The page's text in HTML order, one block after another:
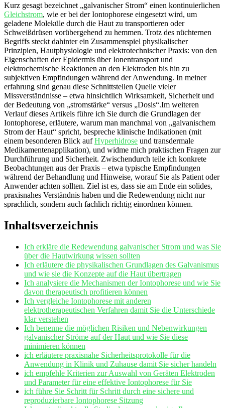
Kurz gesagt bezeichnet „galvanischer Strom“ einen kontinuierlichen
Gleichstrom, wie er bei der Iontophorese eingesetzt‍ wird, um
geladene Moleküle durch die Haut zu transportieren oder
Schweißdrüsen vorübergehend zu hemmen. ⁤Trotz des nüchternen‌
Begriffs steckt dahinter ein Zusammenspiel physikalischer
Prinzipien, Hautphysiologie und elektrotechnischer Praxis: von den
Eigenschaften der Epidermis über Ionentransport und
elektrochemische Reaktionen an den Elektroden bis hin zu
subjektiven Empfindungen während der ‍Anwendung. In meiner
erfahrung sind genau diese Schnittstellen Quelle vieler
Missverständnisse – etwa hinsichtlich Wirksamkeit, Sicherheit und⁤
der Bedeutung von „stromstärke“ versus „Dosis“.Im weiteren
Verlauf dieses Artikels führe ich Sie durch die Grundlagen der
‍Iontophorese, erläutere, warum man manchmal von „galvanischem
Strom der Haut“‌ spricht, bespreche klinische Indikationen (mit
einem besonderen Blick aufHyperhidrose und transdermale
‌Medikamentenapplikation), und ⁢widme mich praktischen Fragen zur
Durchführung und Sicherheit. Zwischendurch teile ich konkrete
Beobachtungen aus der Praxis – etwa typische Empfindungen
während der Behandlung ‌und Hinweise,‍ worauf Sie als Patient⁣ oder
Anwender achten sollten. ⁣Ziel ist es, dass sie am Ende ein solides,
praxisnahes Verständnis haben und die Redewendung nicht nur
sprachlich, sondern auch fachlich richtig einordnen können.
Inhaltsverzeichnis
Ich erkläre die Redewendung galvanischer Strom und was Sie
⁢über die Hautwirkung wissen sollten
Ich erläutere die physikalischen Grundlagen‍ des Galvanismus
und ​wie sie die Konzepte auf die Haut übertragen
Ich analysiere die Mechanismen der Iontophorese und wie Sie
davon therapeutisch profitieren können
Ich vergleiche Iontophorese⁣ mit anderen
elektrotherapeutischen Verfahren damit Sie die Unterschiede
klar verstehen
Ich benenne ‍die möglichen Risiken und Nebenwirkungen
galvanischer Ströme auf der Haut und wie Sie diese
minimieren können
ich erläutere praxisnahe Sicherheitsprotokolle für⁢ die
Anwendung in⁤ Klinik und Zuhause damit Sie sicher handeln
ich empfehle‌ Kriterien zur ⁢Auswahl von Geräten Elektroden
und Parameter für eine effektive Iontophorese für Sie
ich führe Sie Schritt für Schritt durch eine sichere und
reproduzierbare Iontophorese Sitzung